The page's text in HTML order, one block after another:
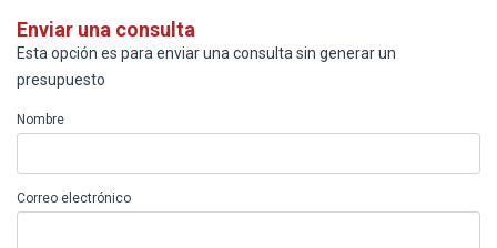
Enviar una consulta
Esta opción es para enviar una consulta sin generar un
presupuesto
Nombre
Correo electrónico